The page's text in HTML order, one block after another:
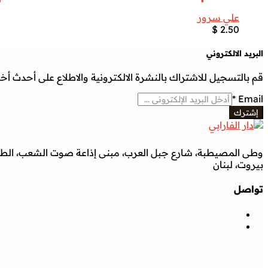
علي سرور
$ 2.50
البريد الالكتروني
قم بالتسجيل للاشتراك بالنشرة الالكترونية والاطلاع على أحدث
Email
*
إشترك
وطى المصيطبة، شارع جبل العرب، مبنى إذاعة صوت الشعب،
بيروت، لبنان
تواصل